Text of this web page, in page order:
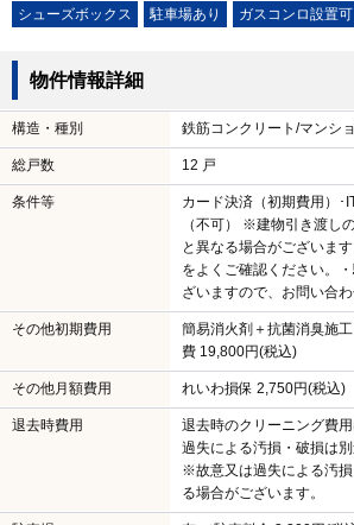
シューズボックス
駐車場あり ガスコンロ設置可
物件情報詳細
構造・種別 鉄筋コンクリート/マンシ
総戸数 12 戸
条件等
カード決済（初期費用）･
（不可） ※建物引き渡し
と異なる場合がございま
をよくご確認ください。
ざいますので、お問い合わ
その他初期費用
簡易消火剤＋抗菌消臭施
費 19,800円(税込)
その他月額費用 れいわ損保 2,750円(税込)
退去時費用
退去時のクリーニング費
過失による汚損・破損は別
※故意又は過失による汚
る場合がございます。